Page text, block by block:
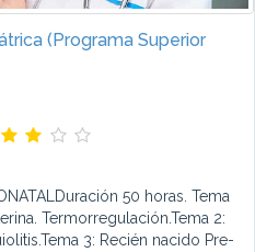
(Programa Superior
50 horas. Tema
Termorregulación.Tema 2:
3: Recién nacido Pre-